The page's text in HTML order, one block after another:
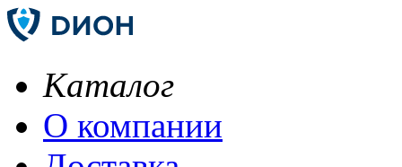
Каталог
О компании